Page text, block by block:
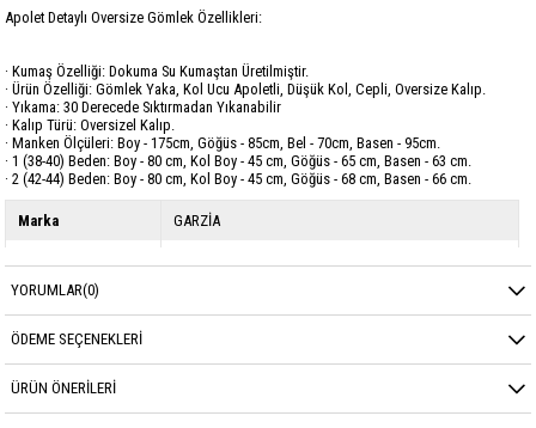
Apolet Detaylı Oversize Gömlek Özellikleri:
· Kumaş Özelliği: Dokuma Su Kumaştan Üretilmiştir.
· Ürün Özelliği: Gömlek Yaka, Kol Ucu Apoletli, Düşük Kol, Cepli, Oversize Kalıp.
· Yıkama: 30 Derecede Sıktırmadan Yıkanabilir
· Kalıp Türü: Oversizel Kalıp.
· Manken Ölçüleri: Boy - 175cm, Göğüs - 85cm, Bel - 70cm, Basen - 95cm.
· 1 (38-40) Beden: Boy - 80 cm, Kol Boy - 45 cm, Göğüs - 65 cm, Basen - 63 cm.
· 2 (42-44) Beden: Boy - 80 cm, Kol Boy - 45 cm, Göğüs - 68 cm, Basen - 66 cm.
Marka GARZİA
Kumaş Cinsi
YORUMLAR(0)
ÖDEME SEÇENEKLERI
ÜRÜN ÖNERILERI